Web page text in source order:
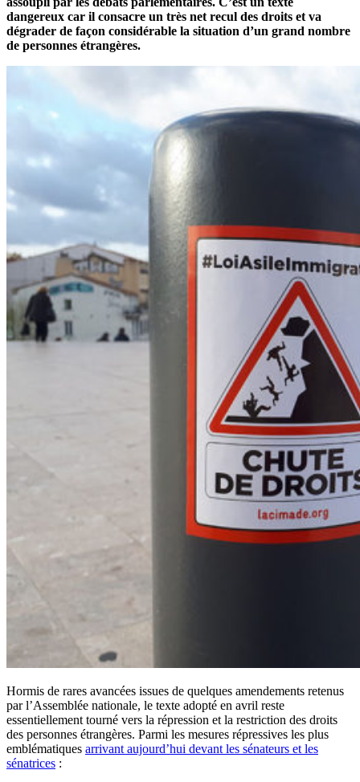
dangereux car il consacre un très net recul des droits et va
dégrader de façon considérable la situation d’un grand nombre
de personnes étrangères.
Hormis de rares avancées issues de quelques amendements retenus
par l’Assemblée nationale, le texte adopté en avril reste
essentiellement tourné vers la répression et la restriction des droits
des personnes étrangères. Parmi les mesures répressives les plus
emblématiques arrivant aujourd’hui devant les sénateurs et les
sénatrices :